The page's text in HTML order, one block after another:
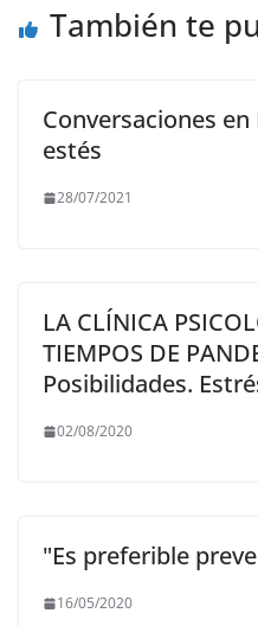
o p
También te
Conversaciones
estés
28/07/2021
LA CLÍNICA
TIEMPOS DE
Posibilidades.
02/08/2020
"Es preferible
16/05/2020